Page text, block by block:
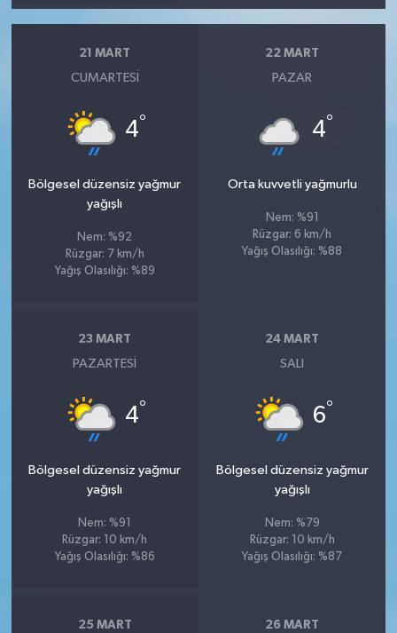
21 MART
CUMARTESI
4°
Bölgesel düzensiz yağmur
yağışlı
Nem: %92
Rüzgar: 7 km/h
Yağış Olasılığı: %89
22 MART
PAZAR
4°
Orta kuvvetli yağmurlu
Nem: %91
Rüzgar: 6 km/h
Yağış Olasılığı: %88
23 MART
PAZARTESI
4°
Bölgesel düzensiz yağmur
yağışlı
Nem: %91
Rüzgar: 10 km/h
Yağış Olasılığı: %86
24 MART
SALI
6°
Bölgesel düzensiz yağmur
yağışlı
Nem: %79
Rüzgar: 10 km/h
Yağış Olasılığı: %87
25 MART 26 MART